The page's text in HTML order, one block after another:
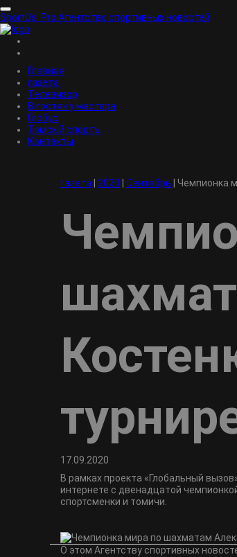
SportUs. Pro Агентство спортивных новостей
Главная
газета
Телевизор
В гостях у мастера
Глобус
Томскiй спортъ
Контакты
газета 2020 Сентябрь Чемпионка
17.09.2020
В рамках проекта «Глобальный
интернете с двенадцатой
спортсменки и томичи.
О этом Агентству спортивных